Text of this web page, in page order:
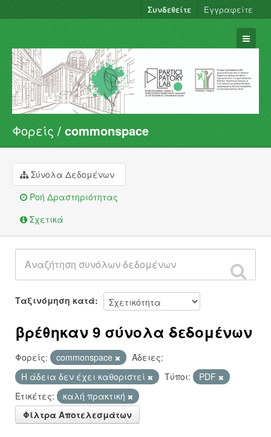
Συνδεθείτε Εγγραφείτε
Σύνολα Δεδομένων
Φορείς
Ομάδες
Σχετικά
Φορείς commonspace
Σύνολα Δεδομένων
Ροή Δραστηριότητας
Σχετικά
Ταξινόμηση κατά
βρέθηκαν 9 σύνολα δεδομένων
Φορείς: commonspace
Άδειες:
Η άδεια δεν έχει καθοριστεί
Τύποι:
PDF
Ετικέτες:
καλή πρακτική
Φίλτρα Αποτελεσμάτων